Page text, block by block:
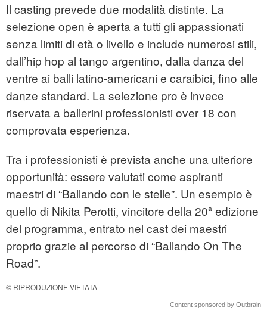
Il casting prevede due modalità distinte. La
selezione open è aperta a tutti gli appassionati
senza limiti di età o livello e include numerosi stili,
dall’hip hop al tango argentino, dalla danza del
ventre ai balli latino-americani e caraibici, fino alle
danze standard. La selezione pro è invece
riservata a ballerini professionisti over 18 con
comprovata esperienza.
Tra i professionisti è prevista anche una ulteriore
opportunità: essere valutati come aspiranti
maestri di “Ballando con le stelle”. Un esempio è
quello di Nikita Perotti, vincitore della 20ª edizione
del programma, entrato nel cast dei maestri
proprio grazie al percorso di “Ballando On The
Road”.
© RIPRODUZIONE VIETATA
Content sponsored by Outbrain